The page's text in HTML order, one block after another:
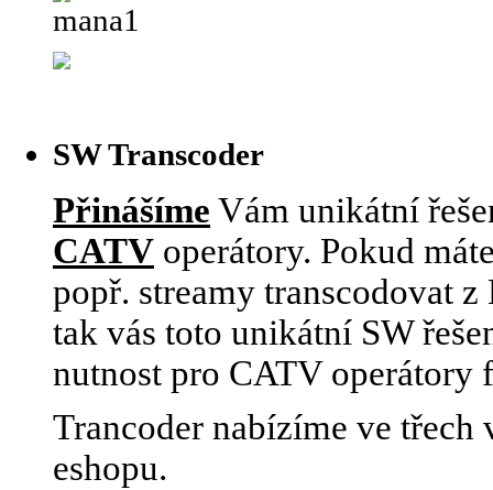
SW Transcoder
Přinášíme Vám unikátní
CATV operátory. Pokud
popř. streamy transcodovat
tak vás toto unikátní SW
nutnost pro CATV operátory
Trancoder nabízíme ve třech
eshopu.